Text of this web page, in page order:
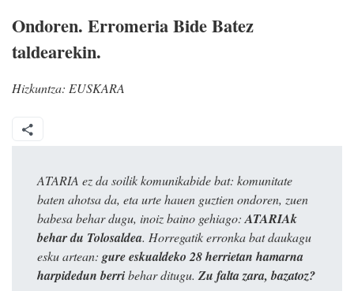
Ondoren. Erromeria Bide Batez
taldearekin.
Hizkuntza: EUSKARA
ATARIA ez da soilik komunikabide bat: komunitate
baten ahotsa da, eta urte hauen guztien ondoren, zuen
babesa behar dugu, inoiz baino gehiago: ATARIAk
behar du Tolosaldea. Horregatik erronka bat daukagu
esku artean: gure eskualdeko 28 herrietan hamarna
harpidedun berribehar ditugu. Zu falta zara, bazatoz?